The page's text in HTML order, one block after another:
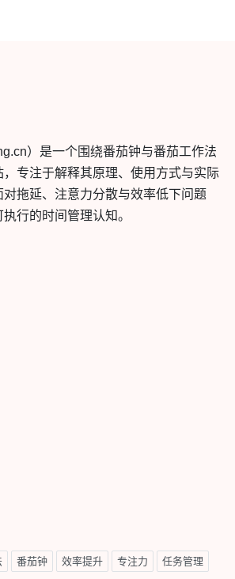
）是一个围绕番茄钟与番茄工作法
专注于解释其原理、使用方式与实际
拖延、注意力分散与效率低下问题
行的时间管理认知。
番茄钟 效率提升 专注力 任务管理